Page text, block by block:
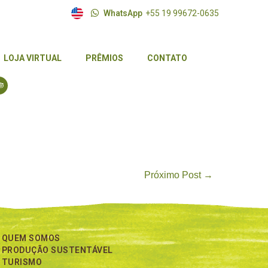
WhatsApp +55 19 99672-0635
LOJA VIRTUAL PRÊMIOS
CONTATO
Próximo Post →
QUEM SOMOS
PRODUÇÃO SUSTENTÁVEL
TURISMO